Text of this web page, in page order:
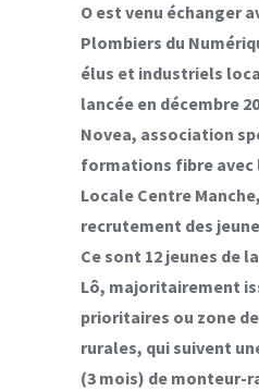
O est venu échanger
Plombiers du
élus et industriels
lancée en décembre
Novea, association
formations fibre avec
Locale Centre
recrutement des
Ce sont 12 jeunes de
Lô, majoritairement
prioritaires ou zone
rurales, qui suivent
(3 mois) de monteur-